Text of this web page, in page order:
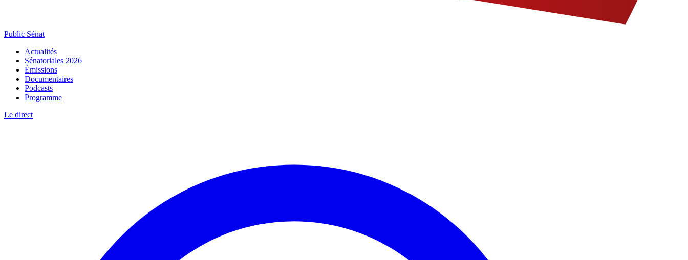
Public Sénat
Actualités
Sénatoriales 2026
Émissions
Documentaires
Podcasts
Programme
Le direct